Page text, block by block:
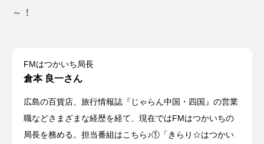
～！
FMはつかいち局長
倉本 良一さん
広島の百貨店、旅行情報誌『じゃらん中国・四国』の営業
職などさまざまな経歴を経て、現在ではFMはつかいちの
局長を務める。担当番組はこちら♪①「きらり☆はつかい